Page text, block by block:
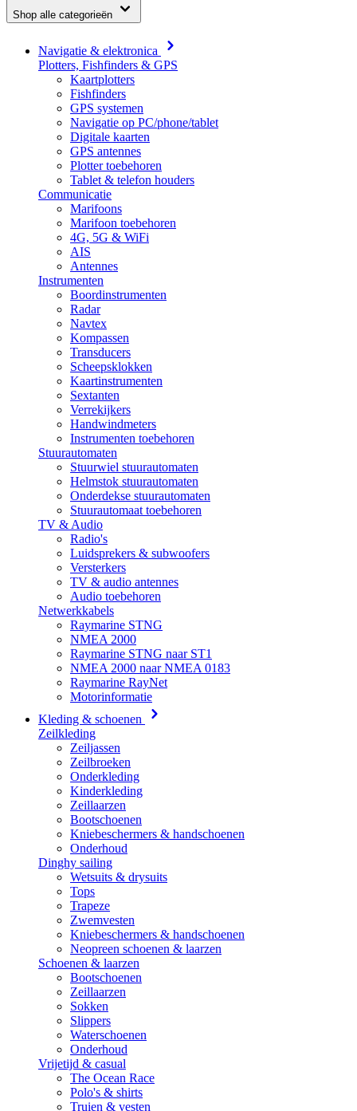
Shop alle categorieën
Navigatie & elektronica
Plotters, Fishfinders & GPS
Kaartplotters
Fishfinders
GPS systemen
Navigatie op PC/phone/tablet
Digitale kaarten
GPS antennes
Plotter toebehoren
Tablet & telefon houders
Communicatie
Marifoons
Marifoon toebehoren
4G, 5G & WiFi
AIS
Antennes
Instrumenten
Boordinstrumenten
Radar
Navtex
Kompassen
Transducers
Scheepsklokken
Kaartinstrumenten
Sextanten
Verrekijkers
Handwindmeters
Instrumenten toebehoren
Stuurautomaten
Stuurwiel stuurautomaten
Helmstok stuurautomaten
Onderdekse stuurautomaten
Stuurautomaat toebehoren
TV & Audio
Radio's
Luidsprekers & subwoofers
Versterkers
TV & audio antennes
Audio toebehoren
Netwerkkabels
Raymarine STNG
NMEA 2000
Raymarine STNG naar ST1
NMEA 2000 naar NMEA 0183
Raymarine RayNet
Motorinformatie
Kleding & schoenen
Zeilkleding
Zeiljassen
Zeilbroeken
Onderkleding
Kinderkleding
Zeillaarzen
Bootschoenen
Kniebeschermers & handschoenen
Onderhoud
Dinghy sailing
Wetsuits & drysuits
Tops
Trapeze
Zwemvesten
Kniebeschermers & handschoenen
Neopreen schoenen & laarzen
Schoenen & laarzen
Bootschoenen
Zeillaarzen
Sokken
Slippers
Waterschoenen
Onderhoud
Vrijetijd & casual
The Ocean Race
Polo's & shirts
Truien & vesten